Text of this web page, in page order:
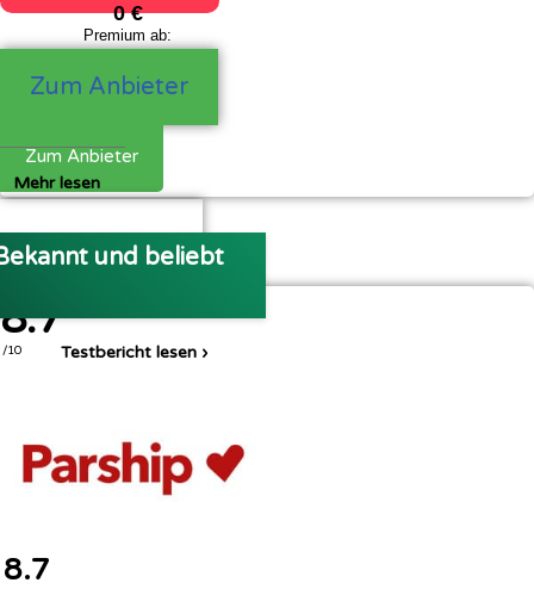
0 €
Premium ab:
Zum Anbieter
Zum Anbieter
Mehr lesen
und beliebt
8.7
/10 Testbericht lesen ›
8.7